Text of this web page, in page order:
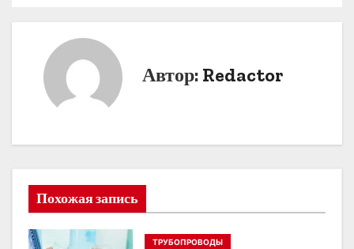
а
и
я
Автор: Redactor
Похожая запись
ТРУБОПРОВОДЫ